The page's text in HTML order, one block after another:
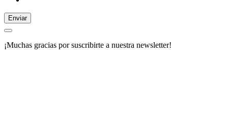
Enviar
¡Muchas gracias por suscribirte a nuestra newsletter!